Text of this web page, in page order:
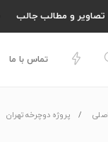
تصاویر و مطالب جالب
تماس با ما
پروژه دوچرخه تهران